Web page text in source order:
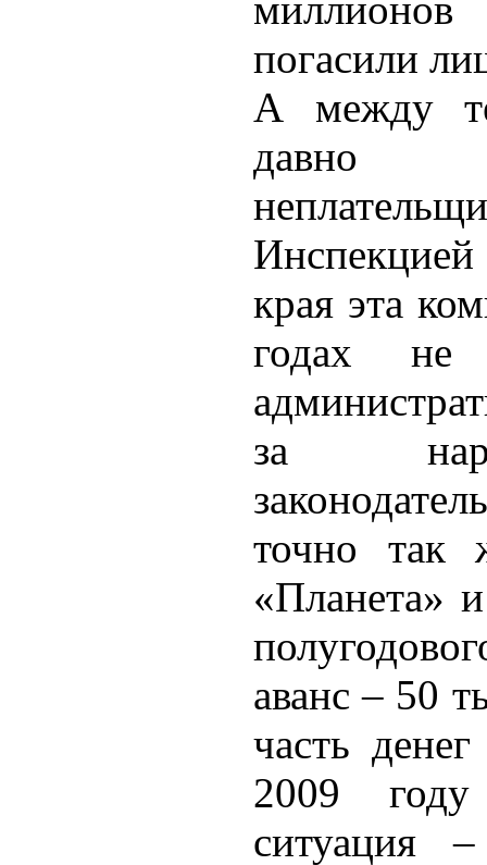
погасили
А между
давно
края эта
годах не
за
точно так
«Планета»
аванс – 50
часть
2009
ситуация